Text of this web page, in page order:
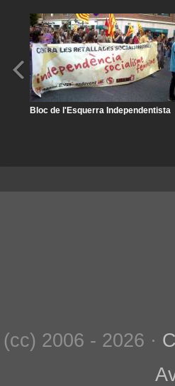
Bloc de l'Esquerra Independentista
(cc) 2006 - 2026 ·